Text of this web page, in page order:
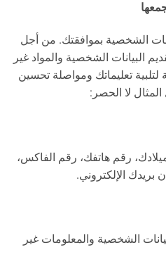
الشخصية بموافقتك. من أجل
البيانات الشخصية والمواد غير
لتلبية تعليماتك ومواصلة تحسين
لا الحصر:
رقم هاتفك، رقم الفاكس،
بريدك الإلكتروني.
الشخصية والمعلومات غير